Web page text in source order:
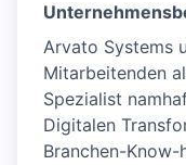
Arvato Systems
Mitarbeitenden
Spezialist
Digitalen
Branchen-